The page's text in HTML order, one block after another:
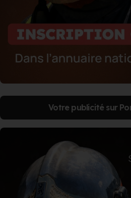
Votre publicité sur